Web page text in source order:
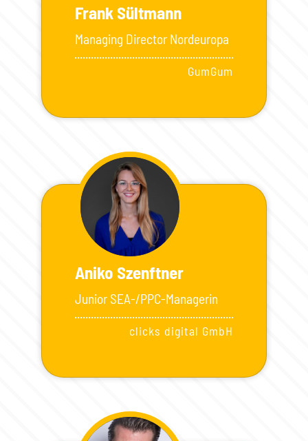
Frank Sültmann
Managing Director Nordeuropa
GumGum
Aniko Szenftner
Junior SEA-/PPC-Managerin
clicks digital GmbH